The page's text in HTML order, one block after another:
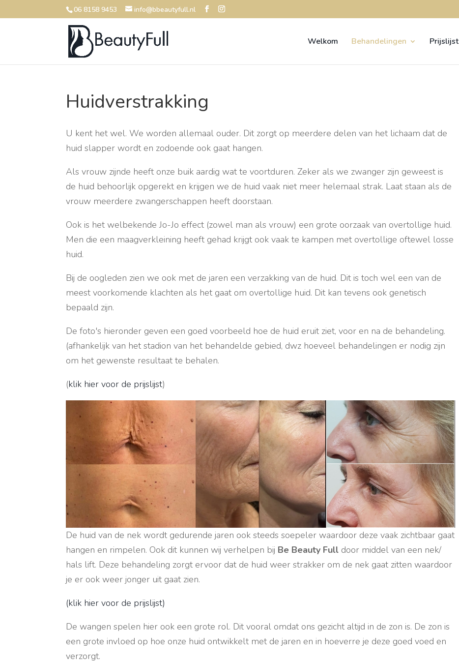
06 8158 9453 info@bbeautyfull.nl
Welkom Behandelingen Prijslijst
Huidverstrakking
U kent het wel. We worden allemaal ouder. Dit zorgt op meerdere delen van het lichaam dat de
huid slapper wordt en zodoende ook gaat hangen.
Als vrouw zijnde heeft onze buik aardig wat te voortduren. Zeker als we zwanger zijn geweest is
de huid behoorlijk opgerekt en krijgen we de huid vaak niet meer helemaal strak. Laat staan als de
vrouw meerdere zwangerschappen heeft doorstaan.
Ook is het welbekende Jo-Jo effect (zowel man als vrouw) een grote oorzaak van overtollige huid.
Men die een maagverkleining heeft gehad krijgt ook vaak te kampen met overtollige oftewel losse
huid.
Bij de oogleden zien we ook met de jaren een verzakking van de huid. Dit is toch wel een van de
meest voorkomende klachten als het gaat om overtollige huid. Dit kan tevens ook genetisch
bepaald zijn.
De foto's hieronder geven een goed voorbeeld hoe de huid eruit ziet, voor en na de behandeling.
(afhankelijk van het stadion van het behandelde gebied, dwz hoeveel behandelingen er nodig zijn
om het gewenste resultaat te behalen.
(klik hier voor de prijslijst)
De huid van de nek wordt gedurende jaren ook steeds soepeler waardoor deze vaak zichtbaar gaat
hangen en rimpelen. Ook dit kunnen wij verhelpen bij Be Beauty Full door middel van een nek/
hals lift. Deze behandeling zorgt ervoor dat de huid weer strakker om de nek gaat zitten waardoor
je er ook weer jonger uit gaat zien.
(klik hier voor de prijslijst)
De wangen spelen hier ook een grote rol. Dit vooral omdat ons gezicht altijd in de zon is. De zon is
een grote invloed op hoe onze huid ontwikkelt met de jaren en in hoeverre je deze goed voed en
verzorgt.